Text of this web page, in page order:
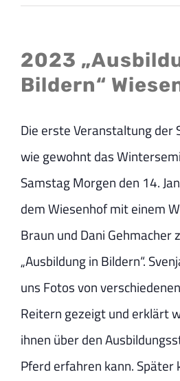
2023
Bildern“
Die erste Veranstaltung der
wie gewohnt das
Samstag Morgen den 14.
dem Wiesenhof mit einem
Braun und Dani Gehmacher
„Ausbildung in Bildern“.
uns Fotos von
Reitern gezeigt und erklärt
ihnen über den
Pferd erfahren kann. Später